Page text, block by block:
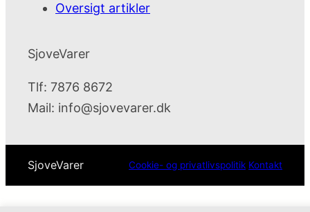
Oversigt artikler
SjoveVarer
Tlf: 7876 8672
Mail: info@sjovevarer.dk
SjoveVarer Cookie- og privatlivspolitik Kontakt